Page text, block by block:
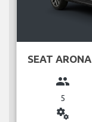
SEAT ARONA
group
5
miscellaneous_services